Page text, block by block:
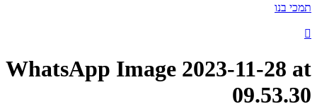
תמכי בנו
WhatsApp Image 2023-11-28 at
09.53.30